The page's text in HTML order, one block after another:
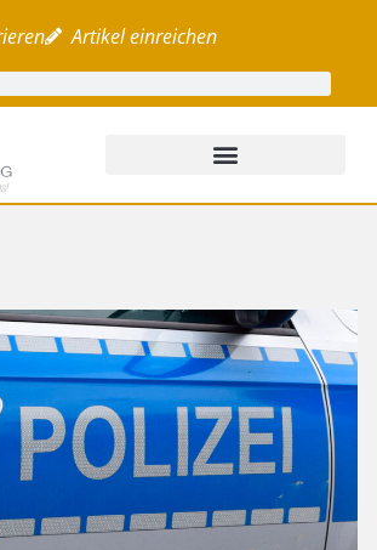
Artikel einreichen